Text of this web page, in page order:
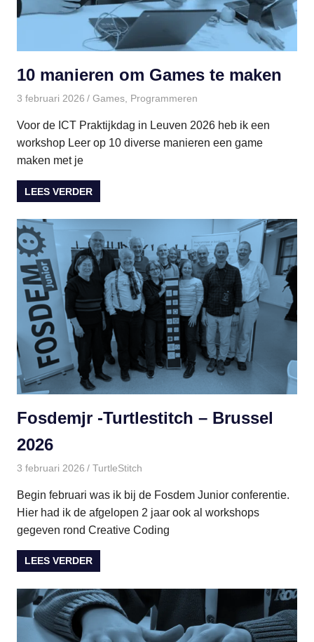
10 manieren om Games te maken
3 februari 2026 paulinem
Games, Programmeren
Voor de ICT Praktijkdag in Leuven 2026 heb ik een
workshop Leer op 10 diverse manieren een game
maken met je
LEES VERDER
Fosdemjr -Turtlestitch – Brussel
2026
3 februari 2026 paulinem
TurtleStitch
Begin februari was ik bij de Fosdem Junior conferentie.
Hier had ik de afgelopen 2 jaar ook al workshops
gegeven rond Creative Coding
LEES VERDER